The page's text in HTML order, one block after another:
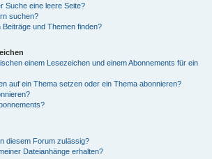
Suche eine leere Seite?
suchen?
und Themen finden?
einem Lesezeichen und einem Abonnements für ein
auf ein Thema setzen oder ein Thema abonnieren?
diesem Forum zulässig?
Dateianhänge erhalten?